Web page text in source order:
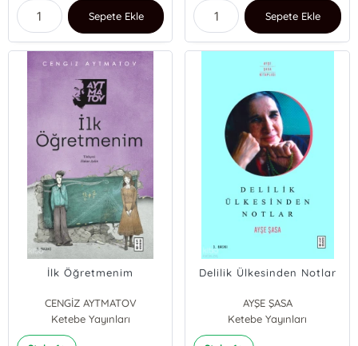
Sepete Ekle Sepete Ekle
İlk Öğretmenim
CENGİZ AYTMATOV
Ketebe Yayınları
Delilik Ülkesinden Notlar
AYŞE ŞASA
Ketebe Yayınları